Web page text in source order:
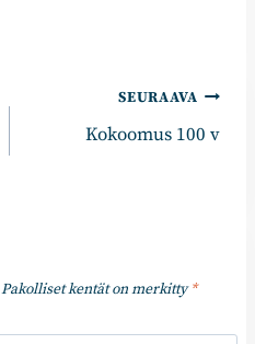
SEURAAVA
Kokoomus 100 v
Pakolliset kentät on merkitty*